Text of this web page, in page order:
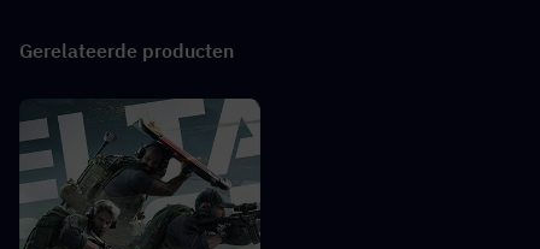
Gerelateerde producten